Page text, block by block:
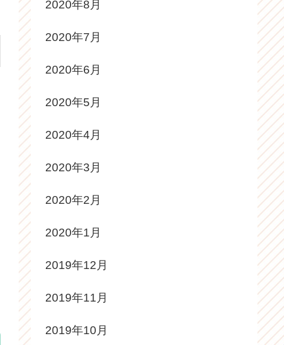
2020年8月
2020年7月
2020年6月
2020年5月
2020年4月
2020年3月
2020年2月
2020年1月
2019年12月
2019年11月
2019年10月